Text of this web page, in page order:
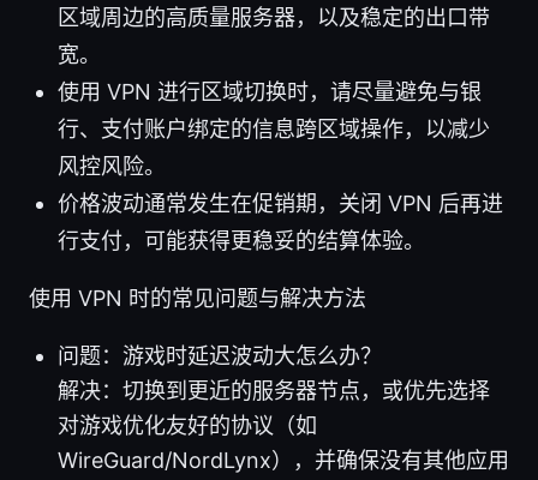
区域周边的高质量服务器，以及稳定的出口带
宽。
使用 VPN 进行区域切换时，请尽量避免与银
行、支付账户绑定的信息跨区域操作，以减少
风控风险。
价格波动通常发生在促销期，关闭 VPN 后再进
行支付，可能获得更稳妥的结算体验。
使用 VPN 时的常见问题与解决方法
问题：游戏时延迟波动大怎么办？
解决：切换到更近的服务器节点，或优先选择
对游戏优化友好的协议（如
WireGuard/NordLynx），并确保没有其他应用